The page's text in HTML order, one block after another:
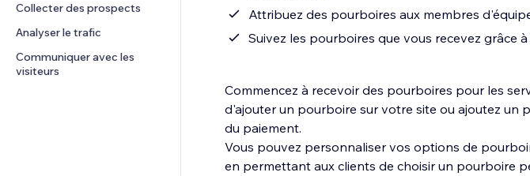
Collecter des prospects
Analyser le trafic
Communiquer avec les
visiteurs
Attribuez des pourboires aux membres
Suivez les pourboires que vous recevez grâce
Commencez à recevoir des pourboires pour les
d'ajouter un pourboire sur votre site ou ajoutez un
du paiement.
Vous pouvez personnaliser vos options de
en permettant aux clients de choisir un pourboire